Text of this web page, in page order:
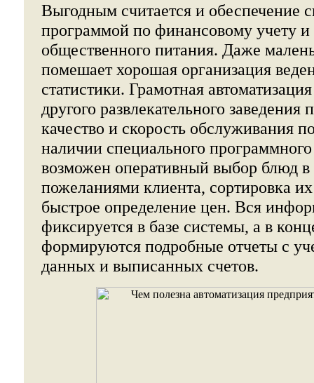
Выгодным считается и обеспечение
программой по финансовому учету и
общественного питания. Даже
помешает хорошая организация
статистики. Грамотная
другого развлекательного заведения
качество и скорость обслуживания
наличии специального
возможен оперативный выбор блюд в
пожеланиями клиента, сортировка
быстрое определение цен. Вся
фиксируется в базе системы, а в
формируются подробные отчеты с
данных и выписанных счетов.